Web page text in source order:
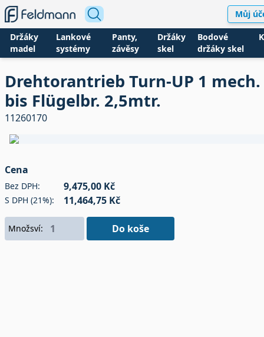
Můj
Držáky
madel
Lankové
systémy
Panty,
závěsy
Držáky
skel
Bodové
držáky skel
Drehtorantrieb Turn-UP 1
bis Flügelbr. 2,5mtr.
11260170
Cena
Bez DPH: 9,475,00 Kč
S DPH (21%): 11,464,75 Kč
Množsví: Do koše